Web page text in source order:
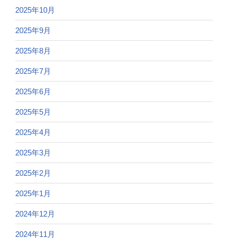
2025年10月
2025年9月
2025年8月
2025年7月
2025年6月
2025年5月
2025年4月
2025年3月
2025年2月
2025年1月
2024年12月
2024年11月